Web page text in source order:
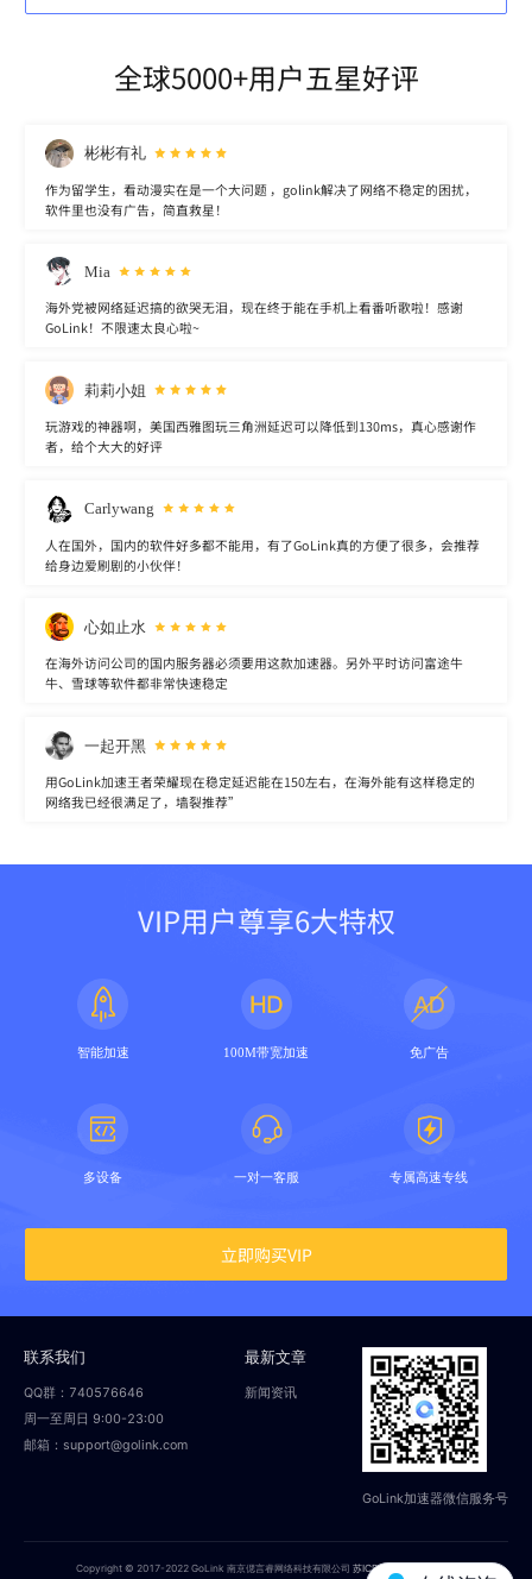
全球5000+用户五星好评
彬彬有礼
作为留学生，看动漫实在是一个大问题 ，golink解决了网络不稳定的困扰，
软件里也没有广告，简直救星！
Mia
海外党被网络延迟搞的欲哭无泪，现在终于能在手机上看番听歌啦！感谢
GoLink！不限速太良心啦~
莉莉小姐
玩游戏的神器啊，美国西雅图玩三角洲延迟可以降低到130ms，真心感谢作
者，给个大大的好评
Carlywang
人在国外，国内的软件好多都不能用，有了GoLink真的方便了很多，会推荐
给身边爱刷剧的小伙伴！
心如止水
在海外访问公司的国内服务器必须要用这款加速器。另外平时访问富途牛
牛、雪球等软件都非常快速稳定
一起开黑
用GoLink加速王者荣耀现在稳定延迟能在150左右，在海外能有这样稳定的
网络我已经很满足了，墙裂推荐”
VIP用户尊享6大特权
智能加速 100M带宽加速 免广告
多设备 一对一客服 专属高速专线
立即购买VIP
联系我们
QQ群：740576646
周一至周日 9:00-23:00
邮箱：support@golink.com
最新文章
新闻资讯
GoLink加速器微信服务号
Copyright © 2017-2022 GoLink 南京偲言睿网络科技有限公司苏ICP备18014251号-2